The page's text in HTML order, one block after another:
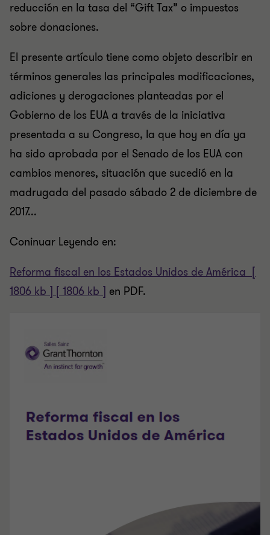
reducción en la tasa del “Gift Tax” o impuestos
sobre donaciones.
El presente artículo tiene como objeto describir en
términos generales las principales modificaciones,
adiciones y derogaciones planteadas por el
Gobierno de los EUA a través de la iniciativa
presentada a su Congreso, la que hoy en día ya
ha sido aprobada por el Senado de los EUA con
cambios menores, situación que sucedió en la
madrugada del pasado sábado 2 de diciembre de
2017...
Coninuar Leyendo en:
Reforma fiscal en los Estados Unidos de América [
1806 kb ] [ 1806 kb ] en PDF.